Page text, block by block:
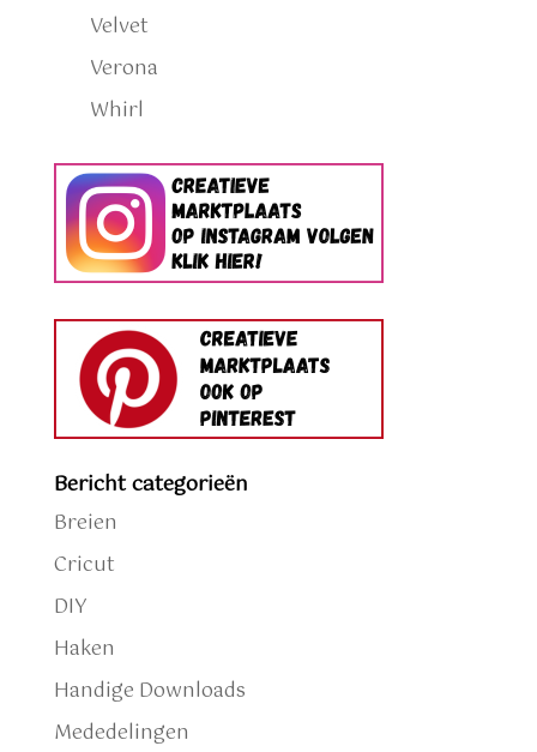
Velvet
Verona
Whirl
Bericht categorieën
Breien
Cricut
DIY
Haken
Handige Downloads
Mededelingen